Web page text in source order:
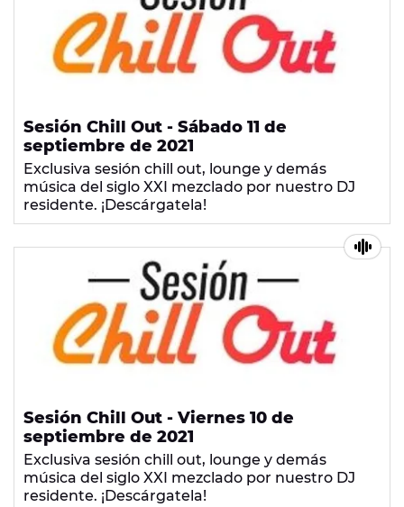
Sesión Chill Out - Sábado 11 de
septiembre de 2021
Exclusiva sesión chill out, lounge y demás
música del siglo XXI mezclado por nuestro DJ
residente. ¡Descárgatela!
Sesión Chill Out - Viernes 10 de
septiembre de 2021
Exclusiva sesión chill out, lounge y demás
música del siglo XXI mezclado por nuestro DJ
residente. ¡Descárgatela!